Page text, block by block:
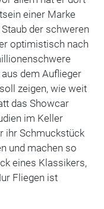
einer Marke
der schweren
optimistisch nach
dem Auflieger
zeigen, wie weit
das Showcar
im Keller
ihr Schmuckstück
und machen so
eines Klassikers,
Fliegen ist